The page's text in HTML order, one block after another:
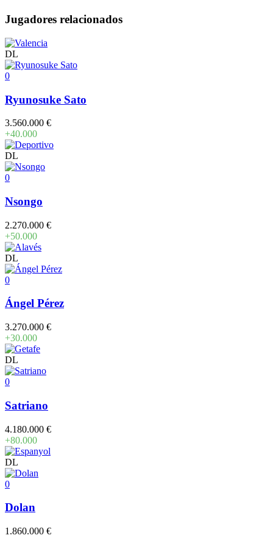
Jugadores relacionados
DL
0
Ryunosuke Sato
3.560.000 €
+40.000
DL
0
Nsongo
2.270.000 €
+50.000
DL
0
Ángel Pérez
3.270.000 €
+30.000
DL
0
Satriano
4.180.000 €
+80.000
DL
0
Dolan
1.860.000 €